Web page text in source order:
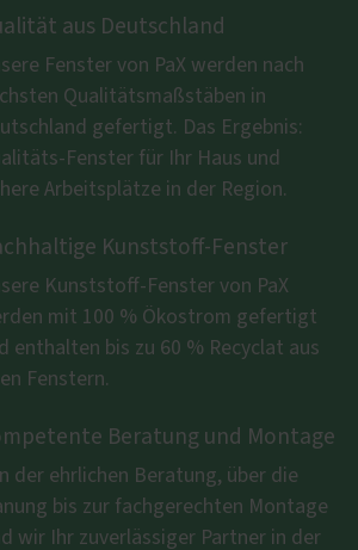
aus Deutschland
Fenster von PaX werden nach
Qualitätsmaßstäben in
gefertigt. Das Ergebnis:
Fenster für Ihr Haus und
Arbeitsplätze in der Region.
Kunststoff-Fenster
Kunststoff-Fenster von PaX
mit 100 % Ökostrom gefertigt
enthalten bis zu 60 % Recyclat aus
Fenstern.
Beratung und Montage
der ehrlichen Beratung, über die
bis zur fachgerechten Montage
wir Ihr zuverlässiger Partner in der